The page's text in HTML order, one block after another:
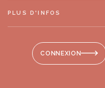
CONNEXION
PLUS D'INFOS